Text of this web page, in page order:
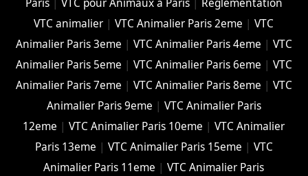
Paris| VTC pour Animaux à Paris| Réglementation
VTC animalier |VTC Animalier Paris 2eme |VTC
Animalier Paris 3eme | VTC Animalier Paris 4eme | VTC
Animalier Paris 5eme | VTC Animalier Paris 6eme | VTC
Animalier Paris 7eme | VTC Animalier Paris 8eme | VTC
Animalier Paris 9eme | VTC Animalier Paris
12eme |VTC Animalier Paris 10eme |VTC Animalier
Paris 13eme | VTC Animalier Paris 15eme | VTC
Animalier Paris 11eme |VTC Animalier Paris